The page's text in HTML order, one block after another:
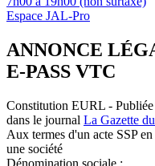
Espace JAL-Pro
ANNONCE
E-PASS VTC
Constitution EURL -
dans le journal La Gazette
Aux termes d'un acte SSP
une société
Dénomination sociale :